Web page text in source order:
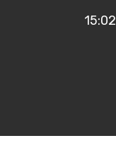
15:02